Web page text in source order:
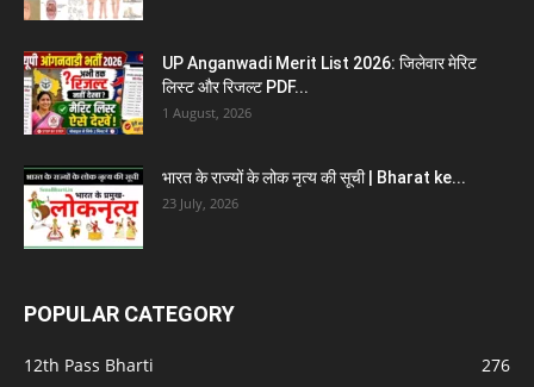
UP Anganwadi Merit List 2026: जिलेवार मेरिट
लिस्ट और रिजल्ट PDF...
1 August, 2026
भारत के राज्यों के लोक नृत्य की सूची | Bharat ke...
23 July, 2026
POPULAR CATEGORY
12th Pass Bharti
276